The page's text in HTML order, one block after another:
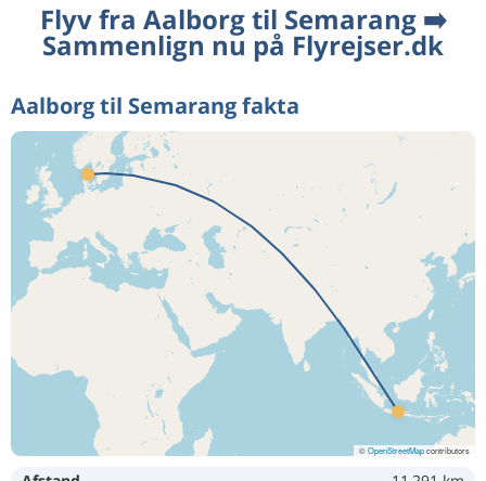
Flyv fra Aalborg til Semarang ➡️
Sammenlign nu på Flyrejser.dk
Aalborg til Semarang fakta
©OpenStreetMapcontributors